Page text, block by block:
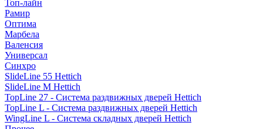
Топ-лайн
Рамир
Оптима
Марбела
Валенсия
Универсал
Синхро
SlideLine 55 Hettich
SlideLine M Hettich
TopLine 27 - Система раздвижных дверей Hettich
TopLine L - Система раздвижных дверей Hettich
WingLine L - Система складных дверей Hettich